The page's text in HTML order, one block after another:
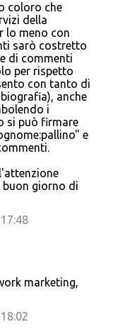
coloro che
della
lo meno con
sarò costretto
di commenti
per rispetto
con tanto di
anche
i
si può firmare
e
buon giorno di
marketing,